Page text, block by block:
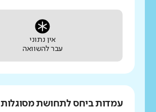
אין נתוני
עבר להשוואה
עמדות ביחס לתחושת מסוגלות